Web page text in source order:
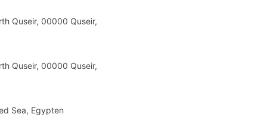
Quseir, 00000 Quseir,
Quseir, 00000 Quseir,
Sea, Egypten